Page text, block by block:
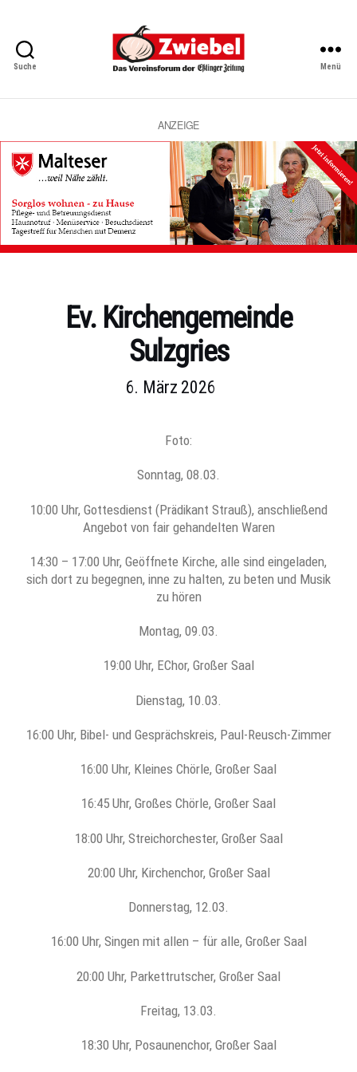
Suche
Vereinsforum
Eßlinger
Zeitung
Menü
ANZEIGE
Ev. Kirchengemeinde
Sulzgries
6. März 2026
Foto:
Sonntag, 08.03.
10:00 Uhr, Gottesdienst (Prädikant Strauß), anschließend
Angebot von fair gehandelten Waren
14:30 – 17:00 Uhr, Geöffnete Kirche, alle sind eingeladen,
sich dort zu begegnen, inne zu halten, zu beten und Musik
zu hören
Montag, 09.03.
19:00 Uhr, EChor, Großer Saal
Dienstag, 10.03.
16:00 Uhr, Bibel- und Gesprächskreis, Paul-Reusch-Zimmer
16:00 Uhr, Kleines Chörle, Großer Saal
16:45 Uhr, Großes Chörle, Großer Saal
18:00 Uhr, Streichorchester, Großer Saal
20:00 Uhr, Kirchenchor, Großer Saal
Donnerstag, 12.03.
16:00 Uhr, Singen mit allen – für alle, Großer Saal
20:00 Uhr, Parkettrutscher, Großer Saal
Freitag, 13.03.
18:30 Uhr, Posaunenchor, Großer Saal